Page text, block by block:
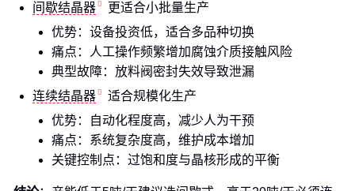
间歇结晶器
更适合小批量生产
优势：设备投资低，适合多品种切换
痛点：人工操作频繁增加腐蚀介质接触风险
典型故障：放料阀密封失效导致泄漏
连续结晶器
适合规模化生产
优势：自动化程度高，减少人为干预
痛点：系统复杂度高，维护成本增加
关键控制点：过饱和度与晶核形成的平衡